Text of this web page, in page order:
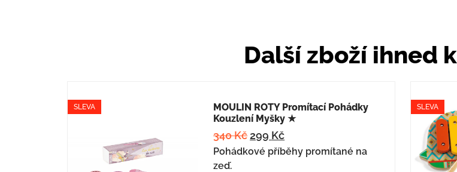
Další zboží ihned
SLEVA
MOULIN ROTY Promítací Pohádky
Kouzlení Myšky ★
340Kč 299 Kč
Pohádkové příběhy promítané na
zeď.
SLEVA